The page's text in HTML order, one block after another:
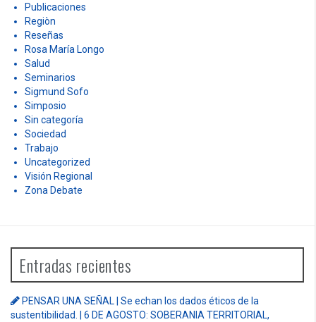
Publicaciones
Regiòn
Reseñas
Rosa María Longo
Salud
Seminarios
Sigmund Sofo
Simposio
Sin categoría
Sociedad
Trabajo
Uncategorized
Visión Regional
Zona Debate
Entradas recientes
PENSAR UNA SEÑAL | Se echan los dados éticos de la
sustentibilidad. | 6 DE AGOSTO: SOBERANIA TERRITORIAL,